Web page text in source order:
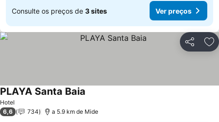
Consulte os preços de 3 sites Ver preços
Partilhar
Hotel
PLAYA Santa Baia
6,6 734 a 5.9 km de Mide